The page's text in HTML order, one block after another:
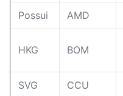
Possui AMD
HKG BOM
SVG CCU